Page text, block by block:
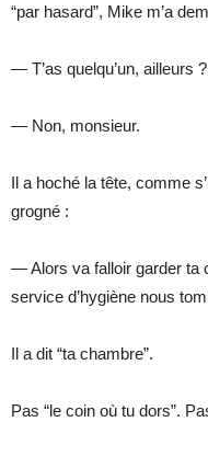
“par hasard”, Mike m’a
— T’as quelqu’un, ailleurs ?
— Non, monsieur.
Il a hoché la tête, comme
grogné :
— Alors va falloir garder ta
service d’hygiène nous
Il a dit “ta chambre”.
Pas “le coin où tu dors”.